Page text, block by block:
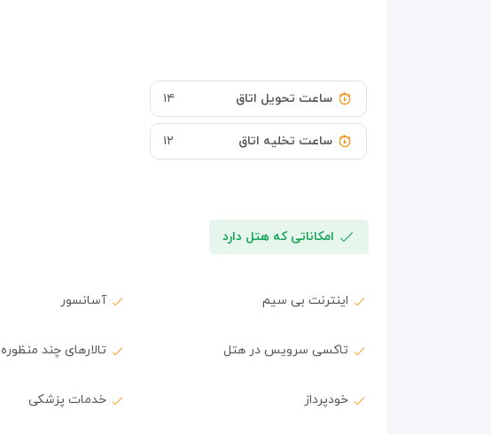
ساعت تحویل اتاق ۱۴
ساعت تخلیه اتاق ۱۲
امکاناتی که هتل دارد
اینترنت بی سیم آسانسور
تاکسی سرویس در هتل تالارهای چند منظوره
خودپرداز خدمات پزشکی